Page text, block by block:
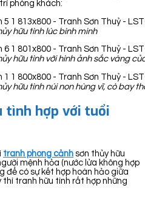
phòng khách:
hữu tình lúc bình minh
hữu tình với hình ảnh sắc vàng
hữu tình núi non hùng vĩ, cò bay
tình hợp với tuổi
tranh phong cảnh sơn thủy hữu
mệnh hỏa (nước lửa không hợp
để có sự kết hợp hoàn hảo giữa
tranh hữu tình rất hợp những